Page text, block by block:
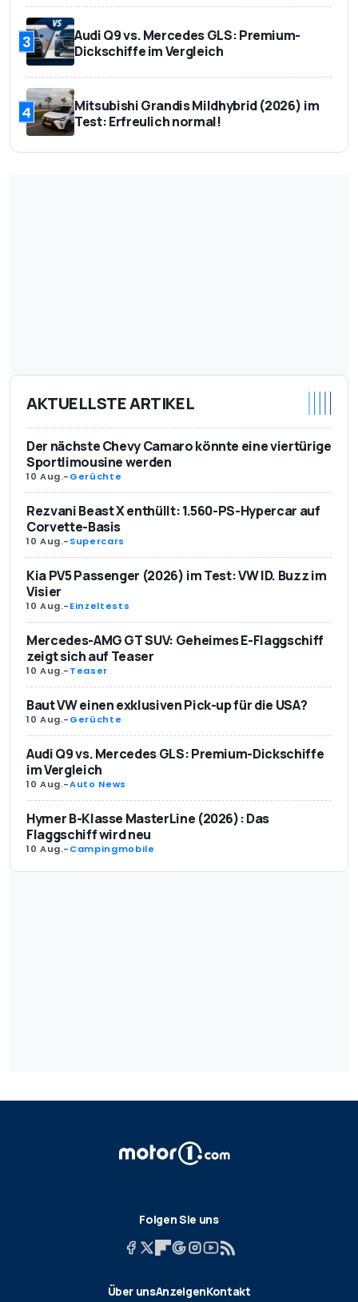
3
Audi Q9 vs. Mercedes GLS: Premium-
Dickschiffe im Vergleich
4
Mitsubishi Grandis Mildhybrid (2026) im
Test: Erfreulich normal!
AKTUELLSTE ARTIKEL
Der nächste Chevy Camaro könnte eine viertürige
Sportlimousine werden
10 Aug.-Gerüchte
Rezvani Beast X enthüllt: 1.560-PS-Hypercar auf
Corvette-Basis
10 Aug.-Supercars
Kia PV5 Passenger (2026) im Test: VW ID. Buzz im
Visier
10 Aug.-Einzeltests
Mercedes-AMG GT SUV: Geheimes E-Flaggschiff
zeigt sich auf Teaser
10 Aug.-Teaser
Baut VW einen exklusiven Pick-up für die USA?
10 Aug.-Gerüchte
Audi Q9 vs. Mercedes GLS: Premium-Dickschiffe
im Vergleich
10 Aug.-Auto News
Hymer B-Klasse MasterLine (2026): Das
Flaggschiff wird neu
10 Aug.-Campingmobile
Folgen Sie uns
Über unsAnzeigenKontakt